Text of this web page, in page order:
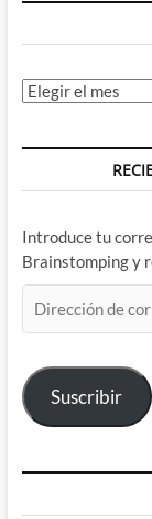
Archivos
Introduce tu
Brainstomping y
de
electrónico
Suscribir